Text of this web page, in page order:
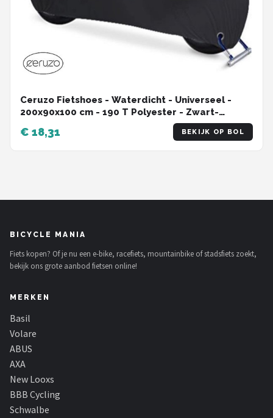
Ceruzo Fietshoes - Waterdicht - Universeel -
200x90x100 cm - 190 T Polyester - Zwart-
€ 18,31 BEKIJK OP BOL
BICYCLE MANIA
Fiets kopen? Of je nu een e-bike, racefiets, mountainbike of stadsfiets zoekt,
bekijk ons grote aanbod fietsen online!
MERKEN
Basil
Volare
ABUS
AXA
New Looxs
BBB Cycling
Schwalbe